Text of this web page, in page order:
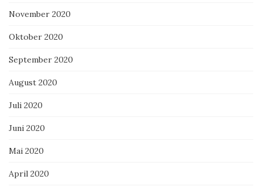
November 2020
Oktober 2020
September 2020
August 2020
Juli 2020
Juni 2020
Mai 2020
April 2020